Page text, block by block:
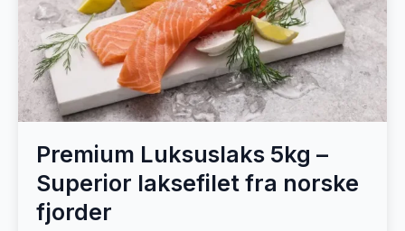
Premium Luksuslaks 5kg –
Superior laksefilet fra norske
fjorder